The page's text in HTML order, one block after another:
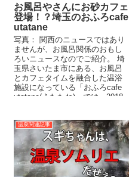
お風呂やさんにお砂カフェ
登場！？埼玉のおふろcafe
utatane
写真： 関西のニュースではあり
ませんが、お風呂関係のおもし
ろいニュースなのでご紹介。 埼
玉県さいたま市にある、お風呂
とカフェタイムを融合した温浴
施設になっている「おふろcafe
utatane(うたたね)」では、2018
温泉関連記事